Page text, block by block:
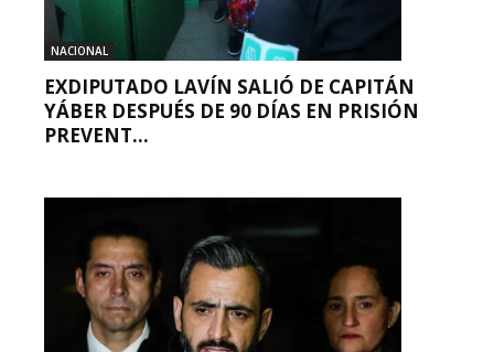
NACIONAL
EXDIPUTADO LAVÍN SALIÓ DE CAPITÁN
YÁBER DESPUÉS DE 90 DÍAS EN PRISIÓN
PREVENT...